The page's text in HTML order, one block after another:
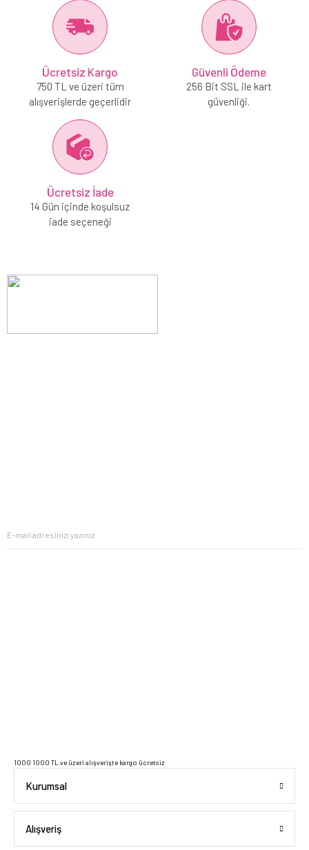
Ücretsiz Kargo
750 TL ve üzeri tüm
alışverişlerde geçerlidir
Güvenli Ödeme
256 Bit SSL ile kart
güvenliği.
Ücretsiz İade
14 Gün içinde koşulsuz
iade seçeneği
1000 1000 TL ve üzeri alışverişte kargo ücretsiz
Kurumsal
Alışveriş